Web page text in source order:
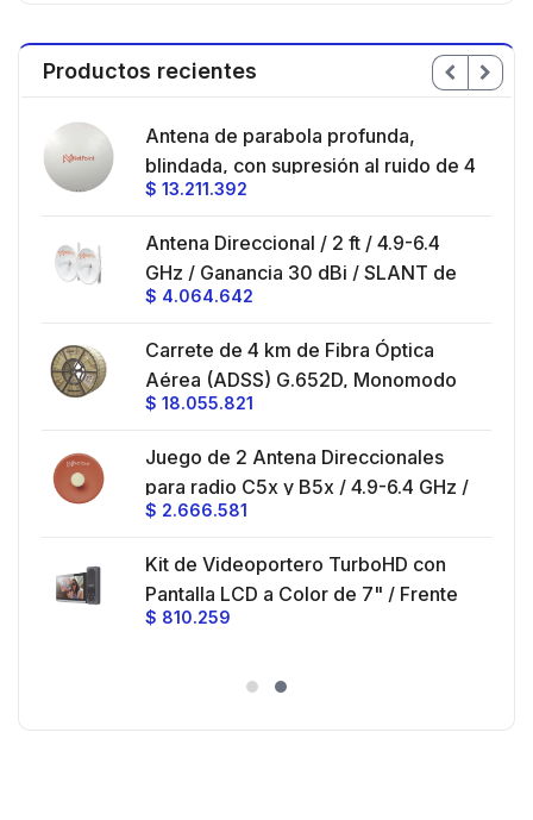
Productos recientes
Antena de parabola profunda,
blindada, con supresión al ruido de 4
ft, 5.9-7.2 GHz, Ganancia 36 dBi con
hasta 80 km, Conectores N-hembra,
montaje con alineación milimétrica.
$ 13.211.392
Antena Direccional / 2 ft / 4.9-6.4
GHz / Ganancia 30 dBi / SLANT de
45 ° y 90 ° / Conector N-Hembra /
Montaje y jumpers incluidos.
$ 4.064.642
Carrete de 4 km de Fibra Óptica
Aérea (ADSS) G.652D, Monomodo
de 24 Hilos, Exterior, Span 200,
$ 18.055.821
Juego de 2 Antena Direccionales
para radio C5x y B5x / 4.9-6.4 GHz /
Ganancia 27 dBi / Montaje incluido.
$ 2.666.581
Kit de Videoportero TurboHD con
Pantalla LCD a Color de 7" / Frente
de Calle para Exterior de
)130° de Visión (Gran Angular)
$ 810.259